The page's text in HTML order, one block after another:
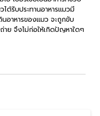
ด้รับประทานอาหารแมวมี
อาหารของแมว จะถูกขับ
าย จึงไม่ก่อให้เกิดปัญหาใดๆ